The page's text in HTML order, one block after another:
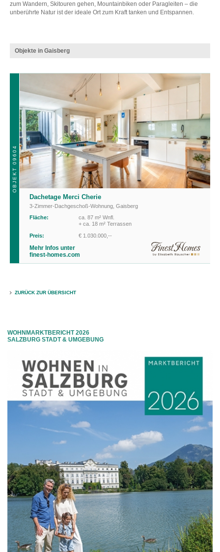
WOHNMARKTBERICHT 2026
SALZBURG STADT & UMGEBUNG
zum Wandern, Skitouren gehen, Mountainbiken oder Paragleiten – die
unberührte Natur ist der ideale Ort zum Kraft tanken und Entspannen.
Objekte in Gaisberg
OBJEKT 09604
Dachetage Merci Cherie
3-Zimmer-Dachgeschoß-Wohnung Gaisberg
Fläche:
ca. 87 m² Wnfl.
+ ca. 18 m² Terrassen
Preis:
€ 1.030.000,--
Mehr Infos unter
finest-homes.com
ZURÜCK ZUR ÜBERSICHT